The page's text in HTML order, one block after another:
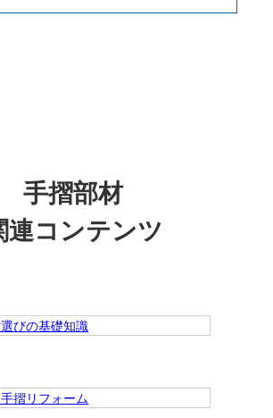
手摺部材
連コンテンツ